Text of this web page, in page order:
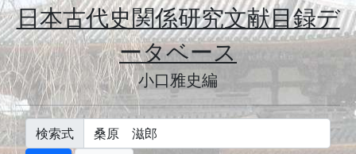
日本古代史関係研究文献目録デ
ータベース
小口雅史編
検索式